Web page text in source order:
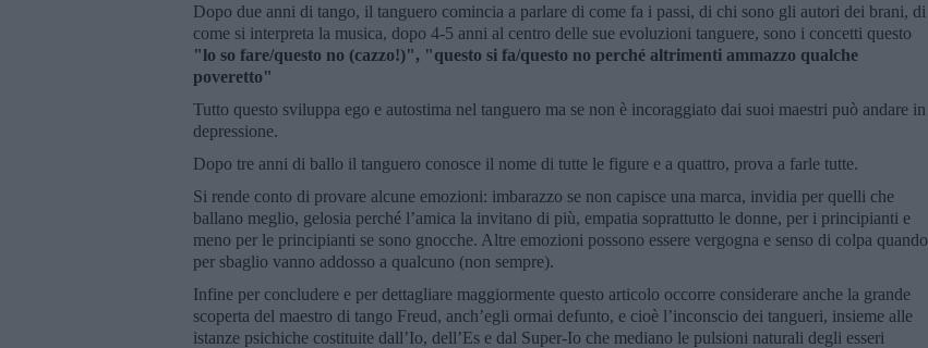
Dopo due anni di tango, il tanguero comincia a parlare di come fa i passi, di chi sono gli autori dei brani, di
come si interpreta la musica, dopo 4-5 anni al centro delle sue evoluzioni tanguere, sono i concetti questo
"lo so fare/questo no (cazzo!)", "questo si fa/questo no perché altrimenti ammazzo qualche
poveretto"
Tutto questo sviluppa ego e autostima nel tanguero ma se non è incoraggiato dai suoi maestri può andare in
depressione.
Dopo tre anni di ballo il tanguero conosce il nome di tutte le figure e a quattro, prova a farle tutte.
Si rende conto di provare alcune emozioni: imbarazzo se non capisce una marca, invidia per quelli che
ballano meglio, gelosia perché l’amica la invitano di più, empatia soprattutto le donne, per i principianti e
meno per le principianti se sono gnocche. Altre emozioni possono essere vergogna e senso di colpa quando
per sbaglio vanno addosso a qualcuno (non sempre).
Infine per concludere e per dettagliare maggiormente questo articolo occorre considerare anche la grande
scoperta del maestro di tango Freud, anch’egli ormai defunto, e cioè l’inconscio dei tangueri, insieme alle
istanze psichiche costituite dall’Io, dell’Es e dal Super-Io che mediano le pulsioni naturali degli esseri